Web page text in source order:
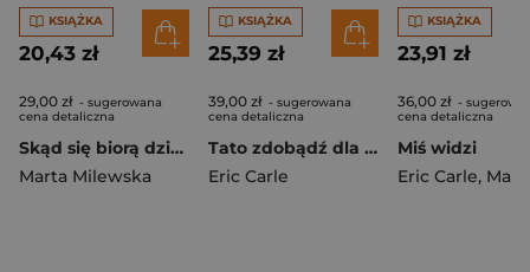
KSIĄŻKA
20,43 zł
29,00 zł - sugerowana
cena detaliczna
Skąd się biorą dzieci?
Marta Milewska
KSIĄŻKA
25,39 zł
39,00 zł - sugerowana
cena detaliczna
Tato zdobądź dla mnie księżyc
Eric Carle
KSIĄŻKA
23,91 zł
36,00 zł -
cena detaliczna
Miś widzi
Eric Carle, Martin